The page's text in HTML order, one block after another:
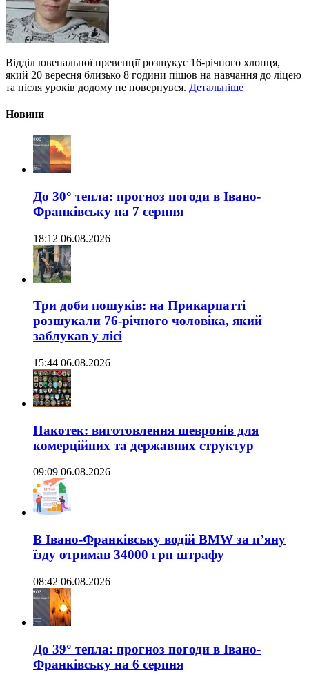
Відділ ювенальної превенції розшукує 16-річного хлопця,
який 20 вересня близько 8 години пішов на навчання до ліцею
та після уроків додому не повернувся. Детальніше
Новини
До 30° тепла: прогноз погоди в Івано-
Франківську на 7 серпня
18:12 06.08.2026
Три доби пошуків: на Прикарпатті
розшукали 76-річного чоловіка, який
заблукав у лісі
15:44 06.08.2026
Пакотек: виготовлення шевронів для
комерційних та державних структур
09:09 06.08.2026
В Івано-Франківську водій BMW за п’яну
їзду отримав 34000 грн штрафу
08:42 06.08.2026
До 39° тепла: прогноз погоди в Івано-
Франківську на 6 серпня